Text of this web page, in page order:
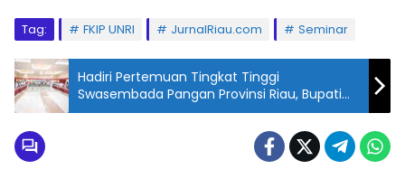
Tag: FKIP UNRI JurnalRiau.com Seminar
Hadiri Pertemuan Tingkat Tinggi
Swasembada Pangan Provinsi Riau, Bupati
Rohil Dukung Asta Cita Presiden RI